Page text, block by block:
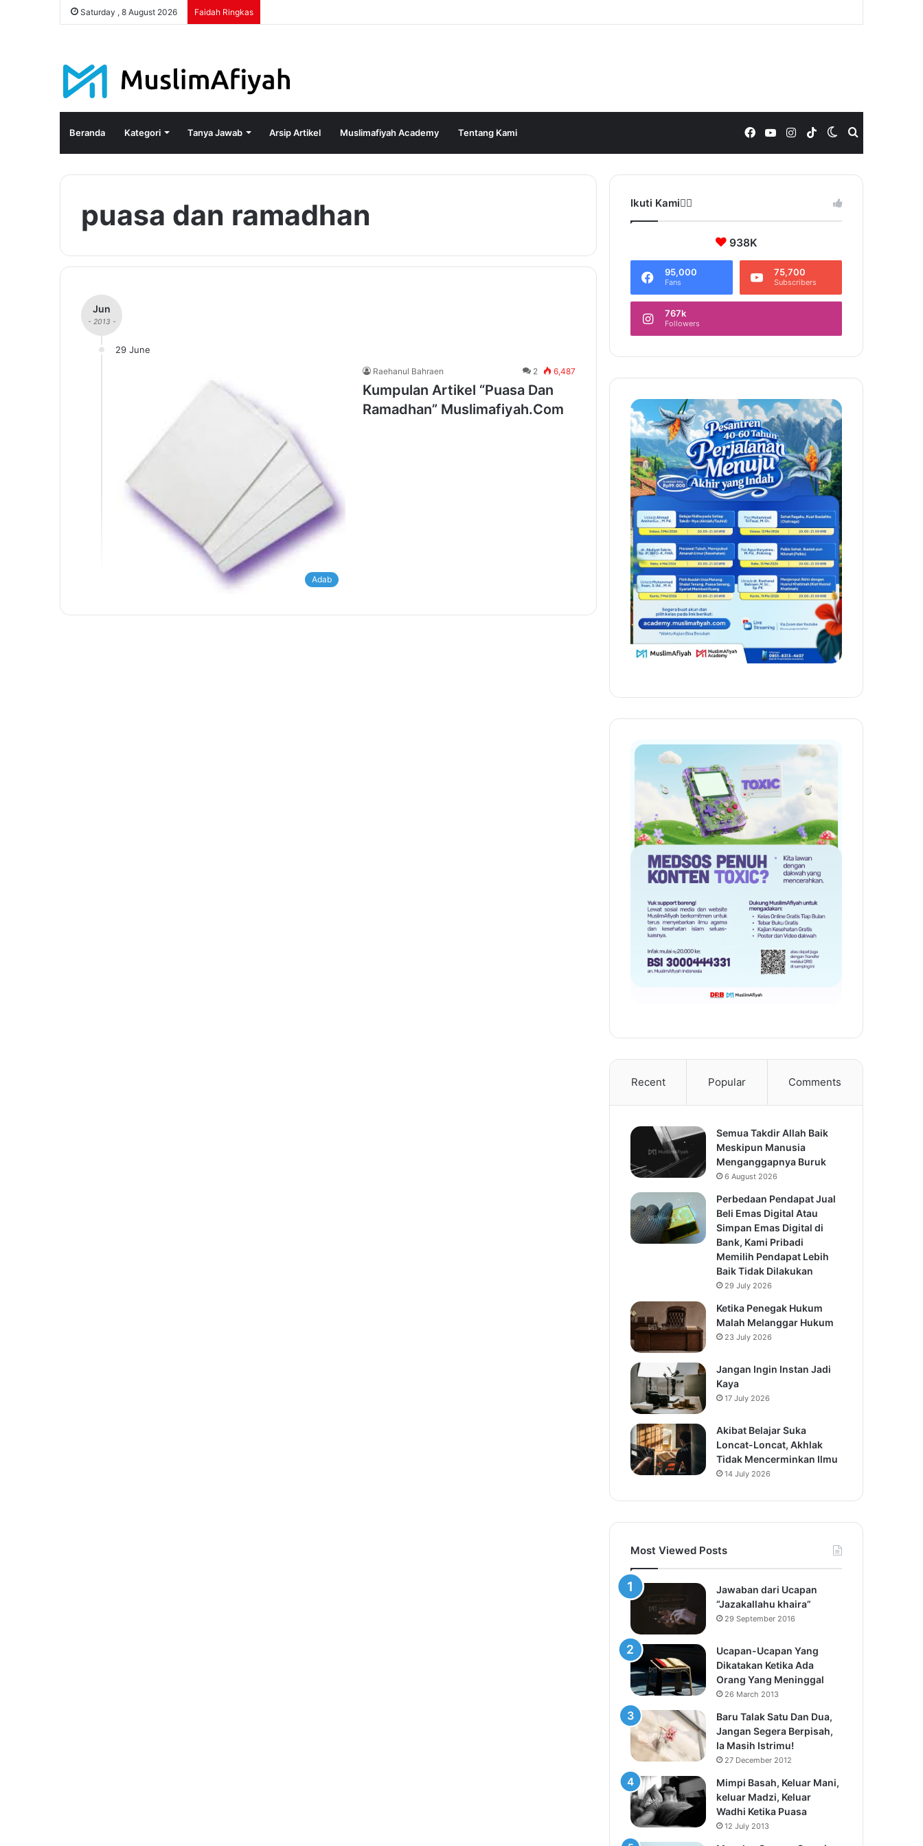
Saturday , 8 August 2026 Faidah Ringkas
Beranda Kategori Tanya Jawab Arsip Artikel Muslimafiyah Academy Tentang Kami Switch
skin
TikTok
Instagram
YouTube
Facebook
puasa dan ramadhan
Jun
- 2013 -
29 June
Adab
Raehanul Bahraen 2 6,487
Kumpulan Artikel “Puasa Dan
Ramadhan” Muslimafiyah.Com
Ikuti Kami❤️‍🔥
938K
95,000
Fans
75,700
Subscribers
767k
Followers
Recent Popular Comments
Semua Takdir Allah Baik
Meskipun Manusia
Menganggapnya Buruk
6 August 2026
Perbedaan Pendapat Jual
Beli Emas Digital Atau
Simpan Emas Digital di
Bank, Kami Pribadi
Memilih Pendapat Lebih
Baik Tidak Dilakukan
29 July 2026
Ketika Penegak Hukum
Malah Melanggar Hukum
23 July 2026
Jangan Ingin Instan Jadi
Kaya
17 July 2026
Akibat Belajar Suka
Loncat-Loncat, Akhlak
Tidak Mencerminkan Ilmu
14 July 2026
Most Viewed Posts
Jawaban dari Ucapan
“Jazakallahu khaira”
29 September 2016
Ucapan-Ucapan Yang
Dikatakan Ketika Ada
Orang Yang Meninggal
26 March 2013
Baru Talak Satu Dan Dua,
Jangan Segera Berpisah,
Ia Masih Istrimu!
27 December 2012
Mimpi Basah, Keluar Mani,
keluar Madzi, Keluar
Wadhi Ketika Puasa
12 July 2013